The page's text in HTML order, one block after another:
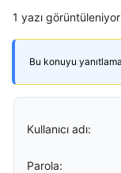
1 yazı
Bu konuyu
Kullanıcı adı:
Parola: